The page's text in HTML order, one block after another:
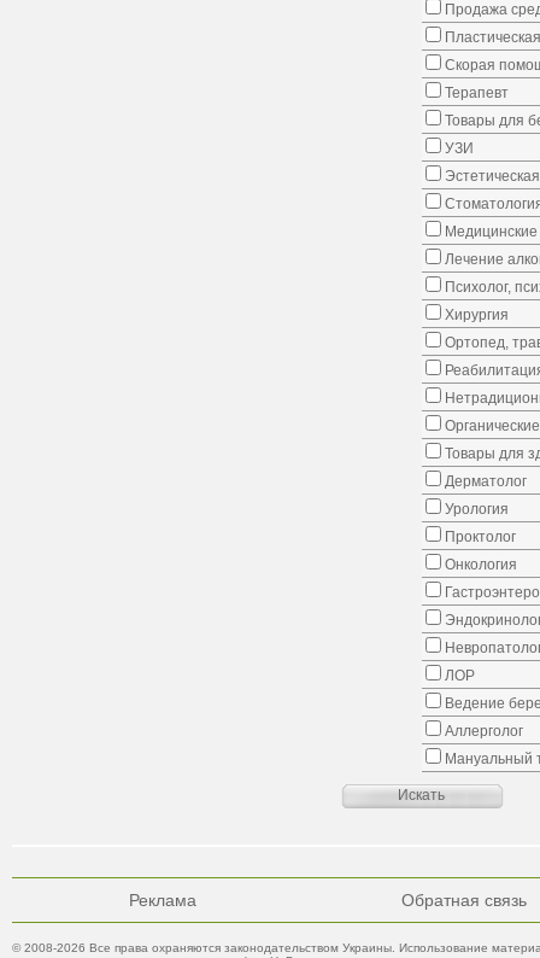
Продажа
Скорая
Терапевт
Товары для
УЗИ
Медицинские
Лечение
Психолог,
Хирургия
Ортопед,
Товары для
Дерматолог
Урология
Проктолог
Онкология
ЛОР
Ведение
Аллерголог
Мануальный
Реклама Обратная связь
© 2008-2026 Все права охраняются законодательством Украины. Использование